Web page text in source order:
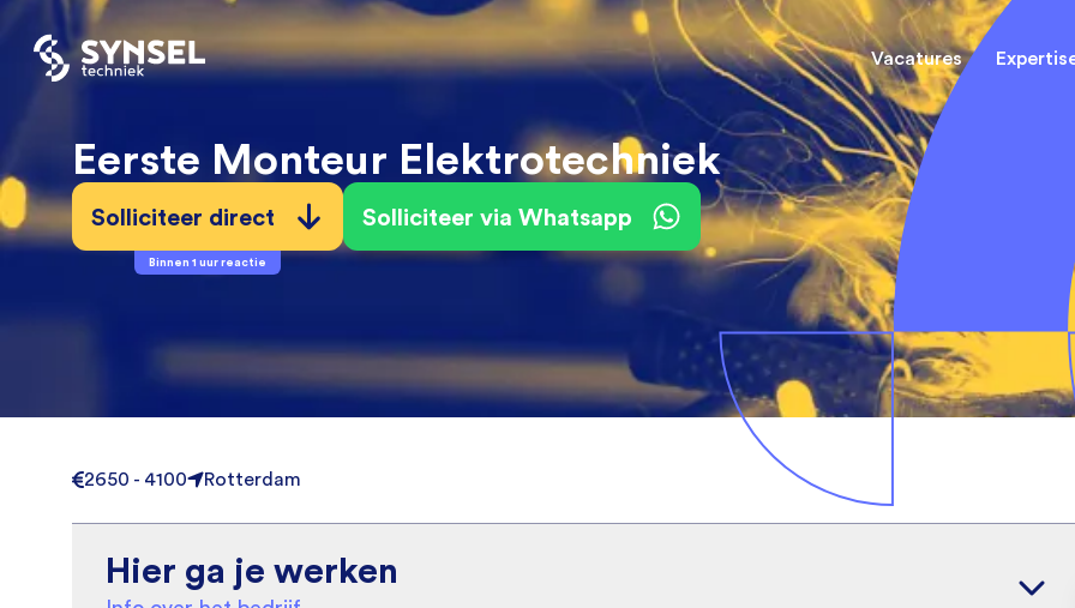
Vacatures
(Field) Service Engineers
Software & Electrical
Engineers
Monteurs binnendienst
Technisch-Commercieel
(Field) Service Engineers
Software & Electrical
Engineers
Monteurs binnendienst
Eerste Monteur Elektrotechniek
Solliciteer direct
Binnen 1 uur reactie
Solliciteer via Whatsapp
voor
2650 - 4100 Rotterdam
Hier ga je werken